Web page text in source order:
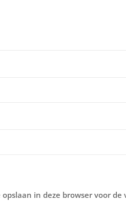
in deze browser voor